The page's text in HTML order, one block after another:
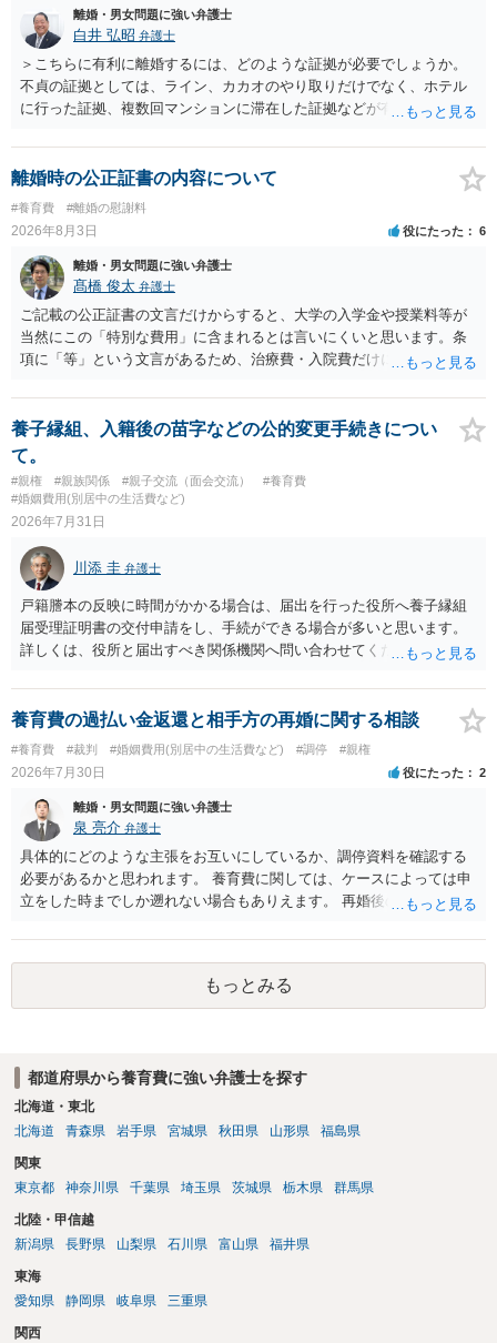
離婚・男女問題に強い弁護士
白井 弘昭 弁護士
＞こちらに有利に離婚するには、どのような証拠が必要でしょうか。
不貞の証拠としては、ライン、カカオのやり取りだけでなく、ホテル
に行った証拠、複数回マンションに滞在した証拠などが有効です。 不
婚する、慰謝料をとるなど）ことができると思われます。 ただし、不
貞発覚後、長期間同居を続けると、不貞を許したとの評価につながる
離婚時の公正証書の内容について
#養育費 #離婚の慰謝料
2026年8月3日 役にたった 6
離婚・男女問題に強い弁護士
髙橋 俊太 弁護士
ご記載の公正証書の文言だけからすると、大学の入学金や授業料等が
当然にこの「特別な費用」に含まれるとは言いにくいと思います。条
項に「等」という文言があるため、治療費・入院費だけに限定される
れていますので、通常は、病気や事故によって臨時に必要となった医
療費その他これに類する特別支出を念頭に置いた条項と読むのが自然
です。したがって、大学の入学金、授業料、受験費用などの教育費に
ついてまで、「この条項があるから当然に半額を請求できる」とまで
は言いにくいと思われます。なお、通常、大学進学費用をどこまで負
担すべきかについては、離婚時の合意内容のほか、子どもの年齢、大
や費用などを踏まえて個別に検討することになります。公正証書の他
の条項において、養育費の終期についてどのように定められている
か、大学進学に関する定めの有無、「教育費」「進学費用」に関する
定めの有無等について確認する必要があると考えられます。
養子縁組、入籍後の苗字などの公的変更手続きについ
て。
#親権 #親族関係 #親子交流（面会交流）
#養育費
#婚姻費用(別居中の生活費など)
2026年7月31日
川添 圭 弁護士
戸籍謄本の反映に時間がかかる場合は、届出を行った役所へ養子縁組
届受理証明書の交付申請をし、手続ができる場合が多いと思います。
詳しくは、役所と届出すべき関係機関へ問い合わせてください。
養育費の過払い金返還と相手方の再婚に関する相談
#養育費 #裁判 #婚姻費用(別居中の生活費など) #調停 #親権
2026年7月30日 役にたった 2
離婚・男女問題に強い弁護士
泉 亮介 弁護士
具体的にどのような主張をお互いにしているか、調停資料を確認する
必要があるかと思われます。 養育費に関しては、ケースによっては申
立をした時までしか遡れない場合もありえます。 再婚後の相手方の行
養育費に関するやりとり等があればそちらについても確認する必要が
あるでしょう。 公開相談の場での回答よりも個別に弁護士にご相談さ
れることをお勧めいたします。もっとみる
都道府県から養育費に強い弁護士を探す
北海道・東北
北海道
青森県 岩手県 宮城県 秋田県 山形県 福島県
関東
東京都
神奈川県 千葉県 埼玉県 茨城県 栃木県 群馬県
北陸・甲信越
新潟県
長野県 山梨県 石川県 富山県 福井県
東海
愛知県
静岡県 岐阜県 三重県
関西